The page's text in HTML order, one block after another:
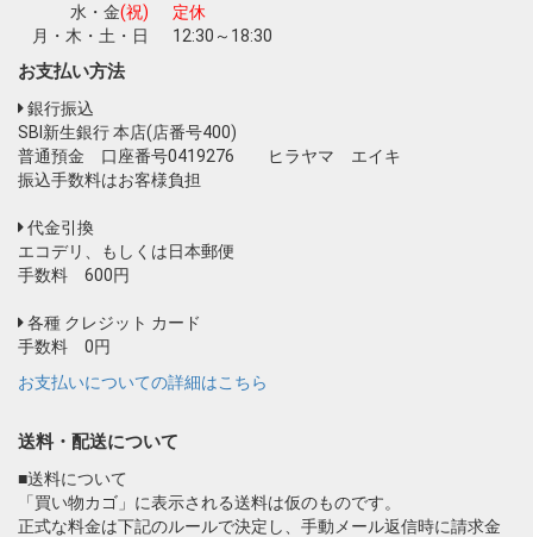
水・金(祝)
定休
月・木・土・日
12:30～18:30
お支払い方法
銀行振込
SBI新生銀行 本店(店番号400)
普通預金 口座番号0419276 ヒラヤマ エイキ
振込手数料はお客様負担
代金引換
エコデリ、もしくは日本郵便
手数料 600円
各種 クレジット カード
手数料 0円
お支払いについての詳細はこちら
送料・配送について
■送料について
「買い物カゴ」に表示される送料は仮のものです。
正式な料金は下記のルールで決定し、手動メール返信時に請求金